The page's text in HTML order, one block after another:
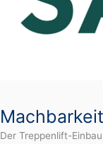
Der Treppenlift-